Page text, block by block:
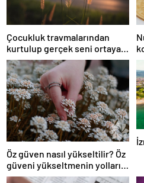
Çocukluk travmalarından
kurtulup gerçek seni ortaya
çıkar!
Öz güven nasıl yükseltilir? Öz
güveni yükseltmenin yolları
nelerdir?